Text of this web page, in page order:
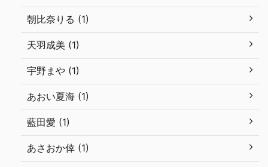
朝比奈りる (1)
天羽成美 (1)
宇野まや (1)
あおい夏海 (1)
藍田愛 (1)
あさおか倖 (1)